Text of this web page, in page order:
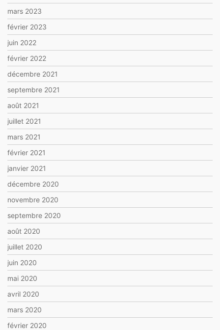
mars 2023
février 2023
juin 2022
février 2022
décembre 2021
septembre 2021
août 2021
juillet 2021
mars 2021
février 2021
janvier 2021
décembre 2020
novembre 2020
septembre 2020
août 2020
juillet 2020
juin 2020
mai 2020
avril 2020
mars 2020
février 2020